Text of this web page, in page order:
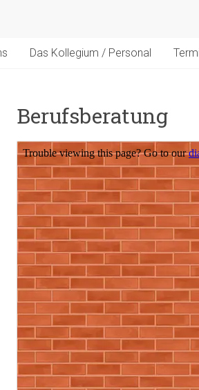
Das Kollegium / Personal
Berufsberatung